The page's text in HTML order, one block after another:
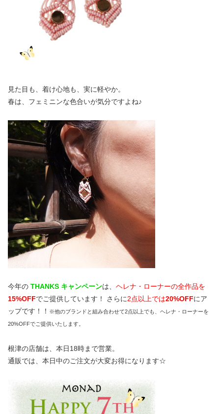
見た目も、着け心地も、実に軽やか。
春は、フェミニンな色合いが気分ですよね♪
今年の THANKS キャンペーンは、 ヘレナ・ローナーの全作品を
15%OFFでご提供しています！ さらに2点以上では20%OFFにア
ップです！！ ※他のブランドと組み合わせて2点以上でも、ヘレナ・ローナーを
20%OFFでご提供いたします。
根津の店舗は、本日18時まで営業。
通販では、本日中のご注文が大変お得になります☆